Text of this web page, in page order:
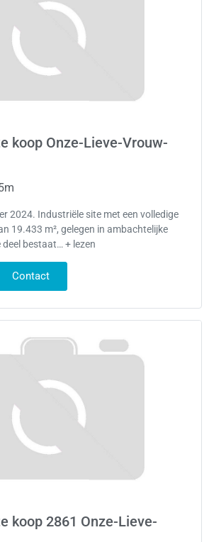
koop Onze-Lieve-Vrouw-
2024. Industriële site met een volledige
19.433 m², gelegen in ambachtelijke
bestaat… + lezen
Contact
koop 2861 Onze-Lieve-